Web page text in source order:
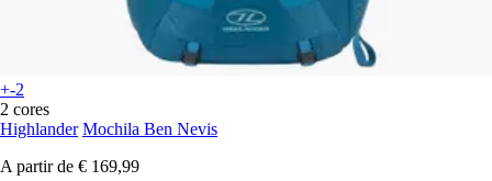
+-2
2 cores
Highlander Mochila Ben Nevis
A partir de € 169,99